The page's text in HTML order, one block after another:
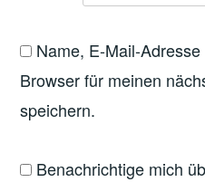
Name, E-Mail-
Browser für meinen
speichern.
Benachrichtige mich